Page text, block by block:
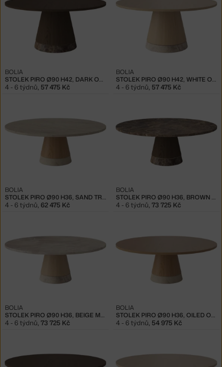
STOLEK PIRO Ø90 H42, DARK OAK
BOLIA
4 - 6 týdnů, 57 475 Kč
STOLEK PIRO Ø90 H42, WHITE OAK
BOLIA
4 - 6 týdnů, 57 475 Kč
STOLEK PIRO Ø90 H36, SAND TRAVERTINE
BOLIA
4 - 6 týdnů, 62 475 Kč
STOLEK PIRO Ø90 H36, BROWN MARBLE
BOLIA
4 - 6 týdnů, 73 725 Kč
STOLEK PIRO Ø90 H36, BEIGE MARBLE
BOLIA
4 - 6 týdnů, 73 725 Kč
STOLEK PIRO Ø90 H36, OILED OAK
BOLIA
4 - 6 týdnů, 54 975 Kč